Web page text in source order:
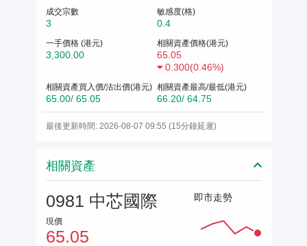
成交宗數
3
敏感度(格)
0.4
一手價格 (港元)
3,300.00
相關資產價格(港元)
65.05
0.300(0.46%)
相關資產買入價/沽出價(港元)
65.00/ 65.05
相關資產最高/最低(港元)
66.20/ 64.75
最後更新時間: 2026-08-07 09:55 (15分鐘延遲)
相關資產
0981 中芯國際
現價
65.05
即市走勢